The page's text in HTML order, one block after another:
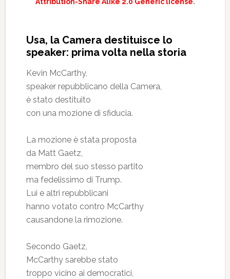
Attribution-Share Alike 2.0 Generic license.
Usa, la Camera destituisce lo
speaker: prima volta nella storia
Kevin McCarthy,
speaker repubblicano della Camera,
è stato destituito
con una mozione di sfiducia.
La mozione è stata proposta
da Matt Gaetz,
membro del suo stesso partito
ma fedelissimo di Trump.
Lui e altri repubblicani
hanno votato contro McCarthy
causandone la rimozione.
Secondo Gaetz,
McCarthy sarebbe stato
troppo vicino ai democratici,